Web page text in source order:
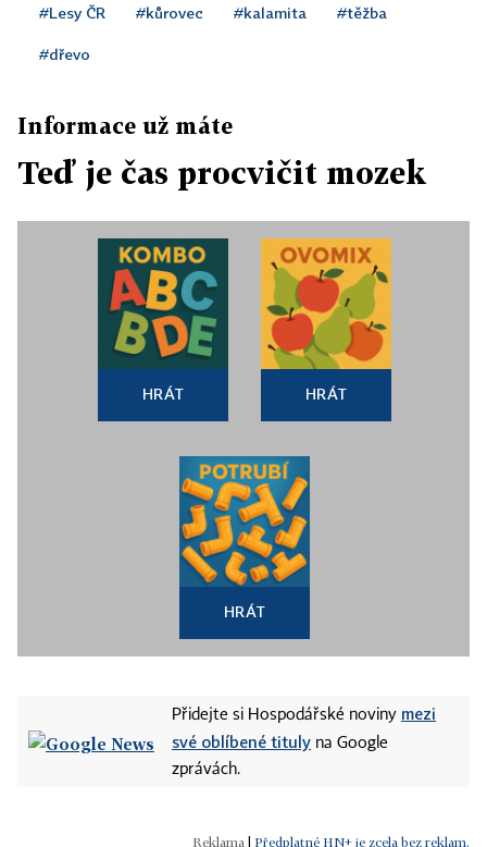
#Lesy ČR #kůrovec #kalamita #těžba
#dřevo
Informace už máte
Teď je čas procvičit mozek
HRÁT HRÁT
HRÁT
Přidejte si Hospodářské noviny mezi
své oblíbené tituly na Google
zprávách.
Předplatné HN+ je zcela bez reklam.